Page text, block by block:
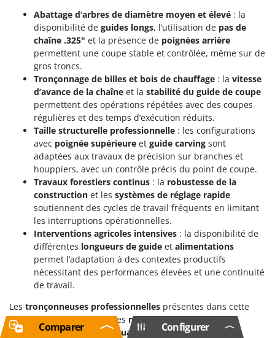
Abattage d’arbres de diamètre moyen et élevé : la
disponibilité de guides longs, l’utilisation de pas de
chaîne .325" et la présence de poignées arrière
permettent une coupe stable et contrôlée, même sur de
gros troncs.
Tronçonnage de billes et bois de chauffage : la vitesse
d’avance de la chaîne et la stabilité du guide de coupe
permettent des opérations répétées avec des coupes
régulières et des temps d’exécution réduits.
Taille structurelle professionnelle : les configurations
avec poignée supérieure et guide carving sont
adaptées aux travaux de précision sur branches et
houppiers, avec un contrôle précis du point de coupe.
Travaux forestiers continus : la robustesse de la
construction et les systèmes de réglage rapide
soutiennent des cycles de travail fréquents en limitant
les interruptions opérationnelles.
Interventions agricoles intensives : la disponibilité de
différentes longueurs de guide et alimentations
permet l’adaptation à des contextes productifs
nécessitant des performances élevées et une continuité
de travail.
Les tronçonneuses professionnelles présentes dans cette
sélection sont dédiées à des niveaux d’utilisation
professionnels, avec une qualité excellente, des
Configurer
Comparer